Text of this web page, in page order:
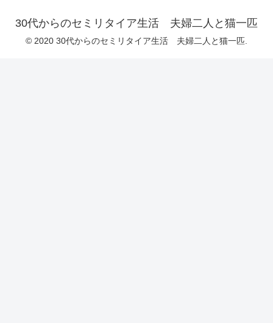
30代からのセミリタイア生活 夫婦二人と猫一匹
© 2020 30代からのセミリタイア生活 夫婦二人と猫一匹.